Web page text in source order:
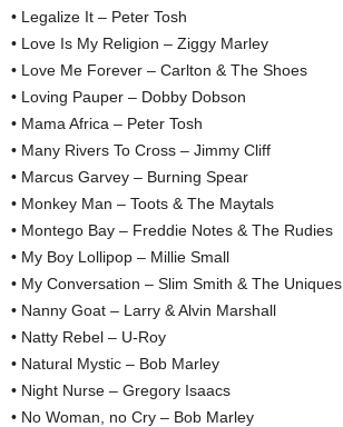
• Legalize It – Peter Tosh
• Love Is My Religion – Ziggy Marley
• Love Me Forever – Carlton & The Shoes
• Loving Pauper – Dobby Dobson
• Mama Africa – Peter Tosh
• Many Rivers To Cross – Jimmy Cliff
• Marcus Garvey – Burning Spear
• Monkey Man – Toots & The Maytals
• Montego Bay – Freddie Notes & The Rudies
• My Boy Lollipop – Millie Small
• My Conversation – Slim Smith & The Uniques
• Nanny Goat – Larry & Alvin Marshall
• Natty Rebel – U-Roy
• Natural Mystic – Bob Marley
• Night Nurse – Gregory Isaacs
• No Woman, no Cry – Bob Marley